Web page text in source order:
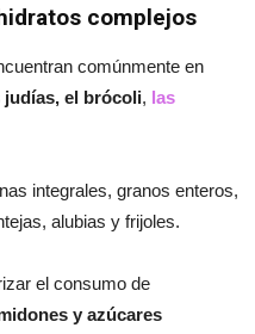
complejos
comúnmente en
judías, el brócoli, las
integrales, granos enteros,
alubias y frijoles.
el consumo de
y azúcares